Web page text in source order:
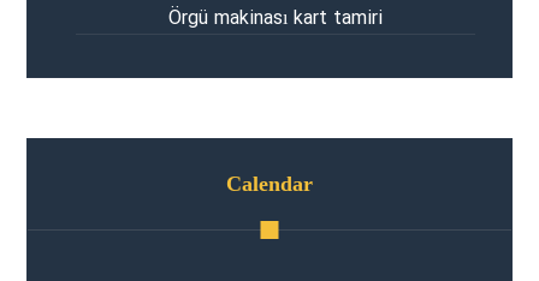
Örgü makinası kart tamiri
Calendar